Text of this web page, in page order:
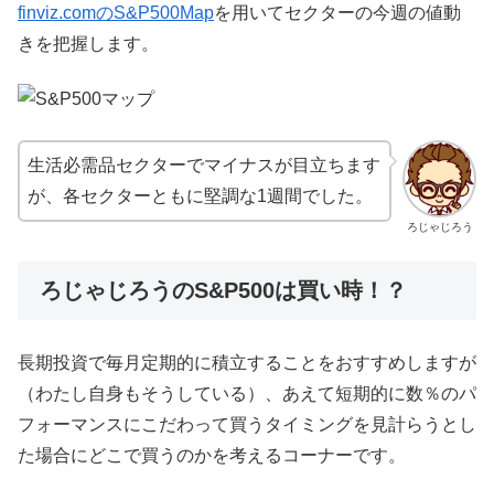
finviz.comのS&P500Mapを用いてセクターの今週の値動
きを把握します。
ろじゃじろう
生活必需品セクターでマイナスが目立ちます
が、各セクターともに堅調な1週間でした。
ろじゃじろうのS&P500は買い時！？
長期投資で毎月定期的に積立することをおすすめしますが
（わたし自身もそうしている）、あえて短期的に数％のパ
フォーマンスにこだわって買うタイミングを見計らうとし
た場合にどこで買うのかを考えるコーナーです。